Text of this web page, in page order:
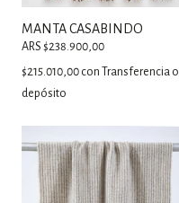
MANTA CASABINDO
ARS $238.900,00
$215.010,00 con
Transferencia o
depósito